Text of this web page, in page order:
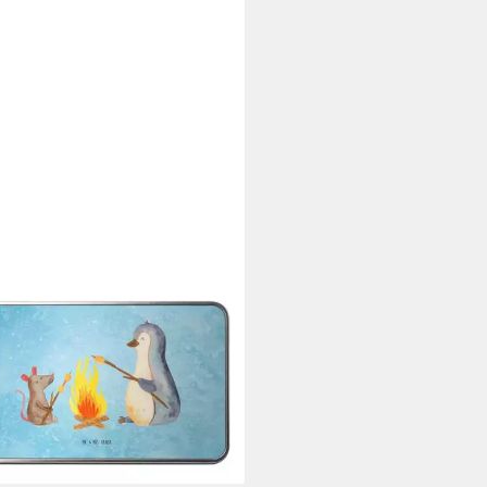
Lagerfeuer, Kaffeedose, Job,
(Packung), Dose
Metall Liebe
€
- in 8-10 Werktagen bei dir